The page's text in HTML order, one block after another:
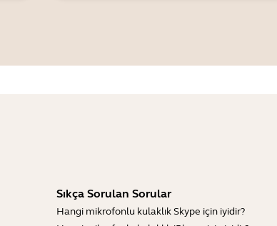
Sıkça Sorulan Sorular
Hangi mikrofonlu kulaklık Skype için iyidir?